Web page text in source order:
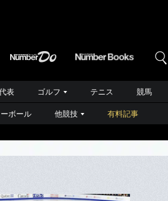
表 ゴルフ テニス 競馬
ボール 他競技 有料記事